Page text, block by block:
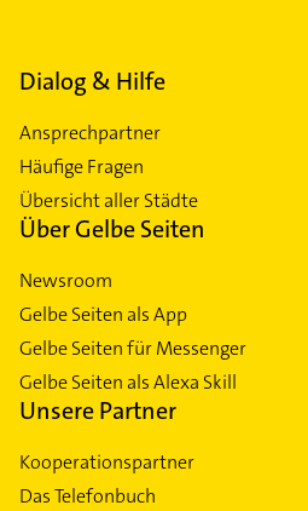
Dialog & Hilfe
Ansprechpartner
Häufige Fragen
Übersicht aller Städte
Über Gelbe Seiten
Newsroom
Gelbe Seiten als App
Gelbe Seiten für Messenger
Gelbe Seiten als Alexa Skill
Unsere Partner
Kooperationspartner
Das Telefonbuch